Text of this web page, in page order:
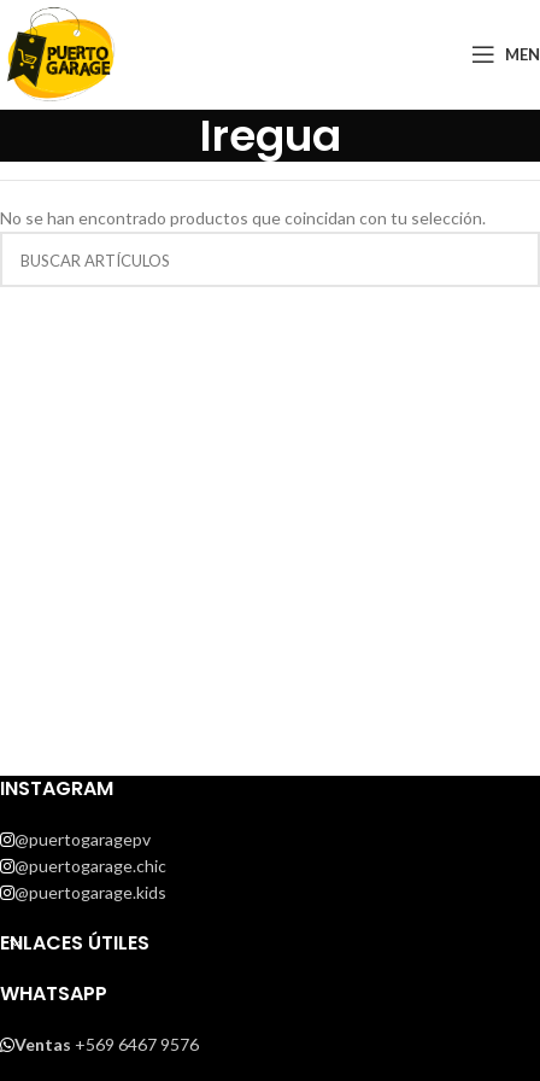
Iregua
No se han encontrado productos que coincidan con tu selección.
INSTAGRAM
@puertogaragepv
@puertogarage.chic
@puertogarage.kids
ENLACES ÚTILES
WHATSAPP
Ventas +569 6467 9576